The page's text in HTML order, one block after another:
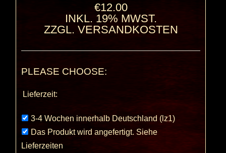
€12.00
INKL. 19% MWST.
ZZGL. VERSANDKOSTEN
PLEASE CHOOSE:
Lieferzeit:
3-4 Wochen innerhalb Deutschland (lz1)
Das Produkt wird angefertigt. Siehe
Lieferzeiten